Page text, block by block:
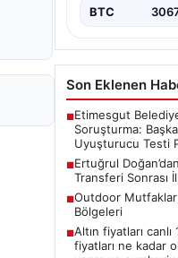
BTC
Son Eklenen
■Etimesgut
Soruşturma:
Uyuşturucu Testi
■Ertuğrul
Transferi Sonrası
■Outdoor
Bölgeleri
■Altın fiyatları
fiyatları ne kadar